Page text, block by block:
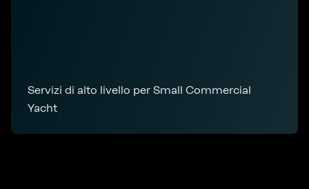
Servizi di alto livello per Small Commercial
Yacht